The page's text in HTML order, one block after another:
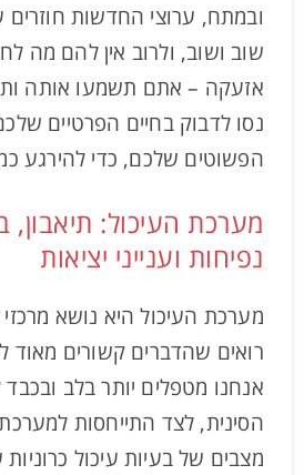
ובמתח, ערוצי החדשות חוזרים
שוב ושוב, ולרוב אין להם מה
אזעקה – אתם תשמעו אותה
נסו לדבוק בחיים הפרטיים
הפשוטים שלכם, כדי להירגע
מערכת העיכול: תיאבון,
נפיחות וענייני יציאות
מערכת העיכול היא נושא
רואים שהדברים קשורים מאוד
אנחנו מטפלים יותר בלב
הסינית, לצד התייחסות
מצבים של בעיות עיכול